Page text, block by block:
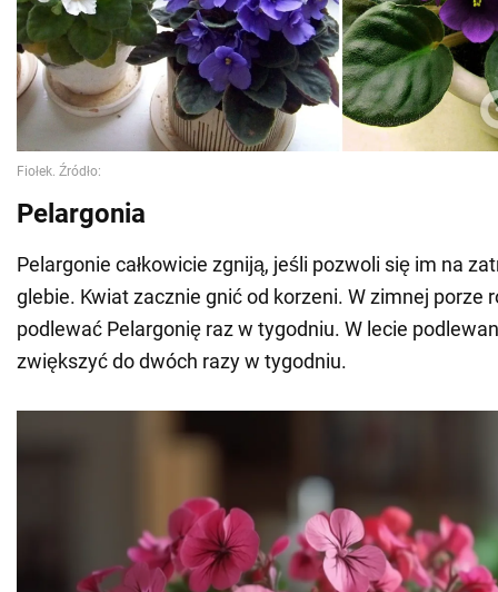
Pelargonia
Pelargonie całkowicie zgniją, jeśli pozwoli się im na
glebie. Kwiat zacznie gnić od korzeni. W zimnej porze
podlewać Pelargonię raz w tygodniu. W lecie
zwiększyć do dwóch razy w tygodniu.